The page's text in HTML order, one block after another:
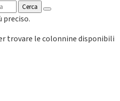
Cerca
preciso.
trovare le colonnine disponibili